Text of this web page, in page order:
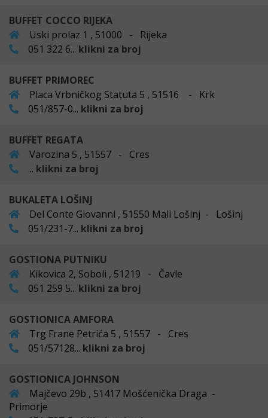
BUFFET COCCO RIJEKA
Uski prolaz 1 , 51000 - Rijeka
051 322 6... klikni za broj
BUFFET PRIMOREC
Placa Vrbničkog Statuta 5 , 51516 - Krk
051/857-0... klikni za broj
BUFFET REGATA
Varozina 5 , 51557 - Cres
... klikni za broj
BUKALETA LOŠINJ
Del Conte Giovanni , 51550 Mali Lošinj - Lošinj
051/231-7... klikni za broj
GOSTIONA PUTNIKU
Kikovica 2, Soboli , 51219 - Čavle
051 259 5... klikni za broj
GOSTIONICA AMFORA
Trg Frane Petrića 5 , 51557 - Cres
051/57128... klikni za broj
GOSTIONICA JOHNSON
Majčevo 29b , 51417 Mošćenička Draga -
Primorje